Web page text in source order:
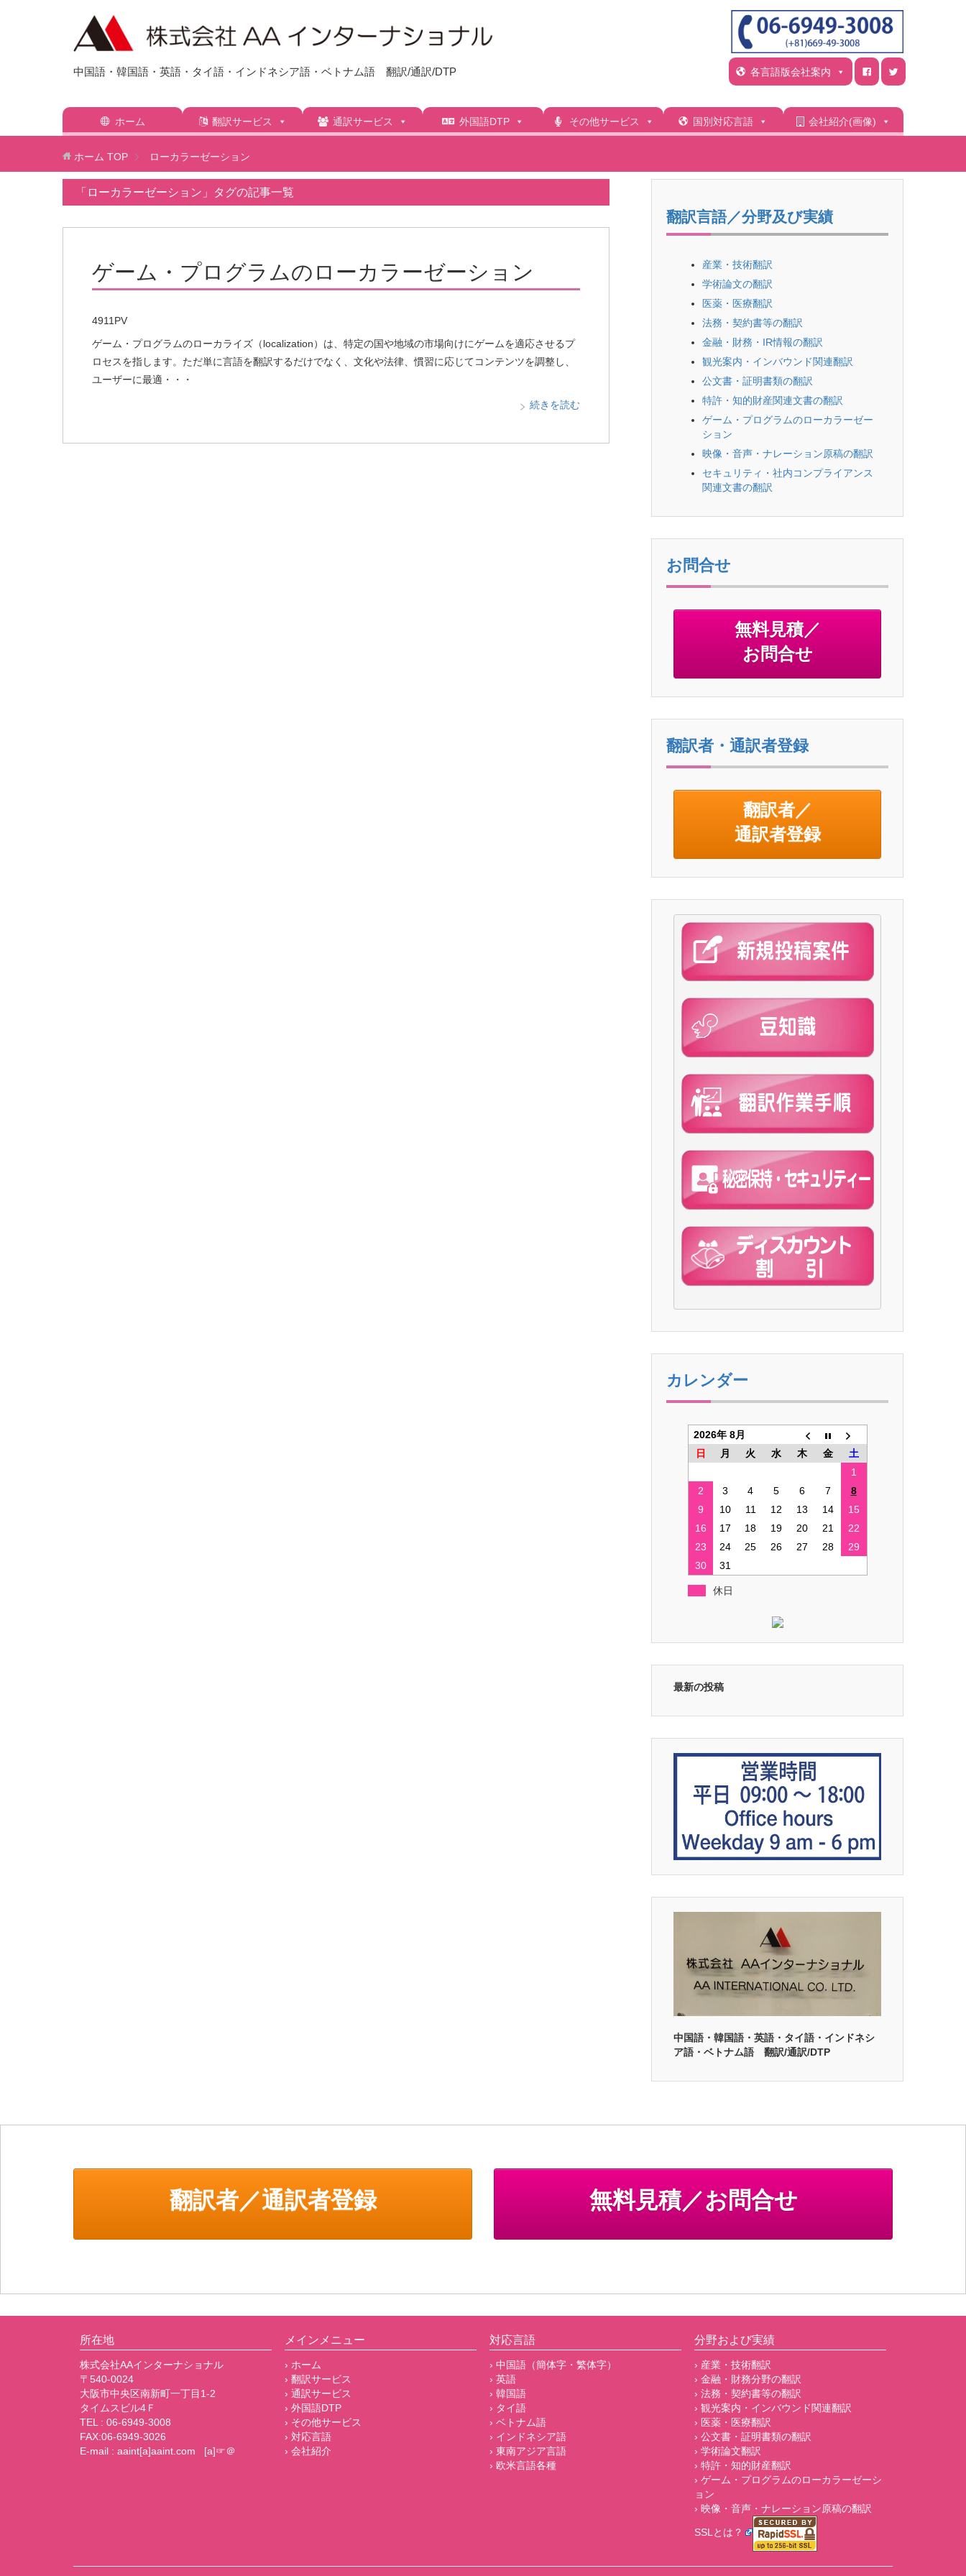
中国語・韓国語・英語・タイ語・インドネシア語・ベトナム語 翻訳/通訳/DTP 各言語版会社案内
ホーム 翻訳サービス 通訳サービス 外国語DTP その他サービス 国別対応言語 会社紹介(画像)
ホーム TOP ローカラーゼーション
「ローカラーゼーション」タグの記事一覧
ゲーム・プログラムのローカラーゼーション
4911PV
ゲーム・プログラムのローカライズ（localization）は、特定の国や地域の市場向けにゲームを適応させるプ
ロセスを指します。ただ単に言語を翻訳するだけでなく、文化や法律、慣習に応じてコンテンツを調整し、
ユーザーに最適・・・
続きを読む
翻訳言語／分野及び実績
産業・技術翻訳
学術論文の翻訳
医薬・医療翻訳
法務・契約書等の翻訳
金融・財務・IR情報の翻訳
観光案内・インバウンド関連翻訳
公文書・証明書類の翻訳
特許・知的財産関連文書の翻訳
ゲーム・プログラムのローカラーゼー
ション
映像・音声・ナレーション原稿の翻訳
セキュリティ・社内コンプライアンス
関連文書の翻訳
お問合せ
無料見積／
お問合せ
翻訳者・通訳者登録
翻訳者／
通訳者登録
カレンダー
2026年 8月
日
月 火 水 木 金
土
1
2
3 4 5 6 7
8
9
10 11 12 13 14
15
16
17 18 19 20 21
22
23
24 25 26 27 28
29
30
31
休日
最新の投稿
中国語・韓国語・英語・タイ語・インドネシ
ア語・ベトナム語 翻訳/通訳/DTP
翻訳者／通訳者登録 無料見積／お問合せ
所在地
株式会社AAインターナショナル
〒540-0024
大阪市中央区南新町一丁目1-2
タイムスビル4Ｆ
TEL : 06-6949-3008
FAX:06-6949-3026
E-mail : aaint[a]aaint.com [a]☞＠
メインメニュー
› ホーム
› 翻訳サービス
› 通訳サービス
› 外国語DTP
› その他サービス
› 対応言語
› 会社紹介
対応言語
› 中国語（簡体字・繁体字）
› 英語
› 韓国語
› タイ語
› ベトナム語
› インドネシア語
› 東南アジア言語
› 欧米言語各種
分野および実績
› 産業・技術翻訳
› 金融・財務分野の翻訳
› 法務・契約書等の翻訳
› 観光案内・インバウンド関連翻訳
› 医薬・医療翻訳
› 公文書・証明書類の翻訳
› 学術論文翻訳
› 特許・知的財産翻訳
› ゲーム・プログラムのローカラーゼーシ
ョン
› 映像・音声・ナレーション原稿の翻訳
SSLとは？